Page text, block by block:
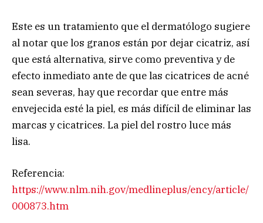
Este es un tratamiento que el dermatólogo sugiere
al notar que los granos están por dejar cicatriz, así
que está alternativa, sirve como preventiva y de
efecto inmediato ante de que las cicatrices de acné
sean severas, hay que recordar que entre más
envejecida esté la piel, es más difícil de eliminar las
marcas y cicatrices. La piel del rostro luce más
lisa.
Referencia:
https://www.nlm.nih.gov/medlineplus/ency/article/
000873.htm